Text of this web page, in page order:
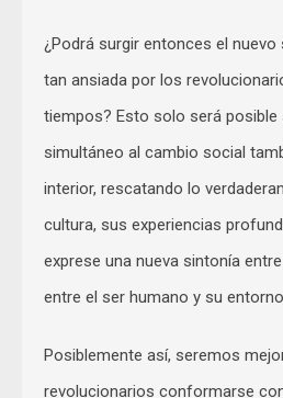
¿Podrá surgir entonces el nuevo
tan ansiada por los
tiempos? Esto solo será posible
simultáneo al cambio social
interior, rescatando lo
cultura, sus experiencias
exprese una nueva sintonía
entre el ser humano y su
Posiblemente así, seremos
revolucionarios conformarse